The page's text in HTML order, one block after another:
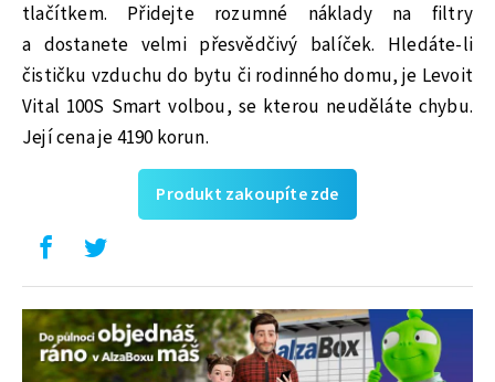
tlačítkem. Přidejte rozumné náklady na filtry
a dostanete velmi přesvědčivý balíček. Hledáte‑li
čističku vzduchu do bytu či rodinného domu, je Levoit
Vital 100S Smart volbou, se kterou neuděláte chybu.
Její cena je 4190 korun.
Produkt zakoupíte zde